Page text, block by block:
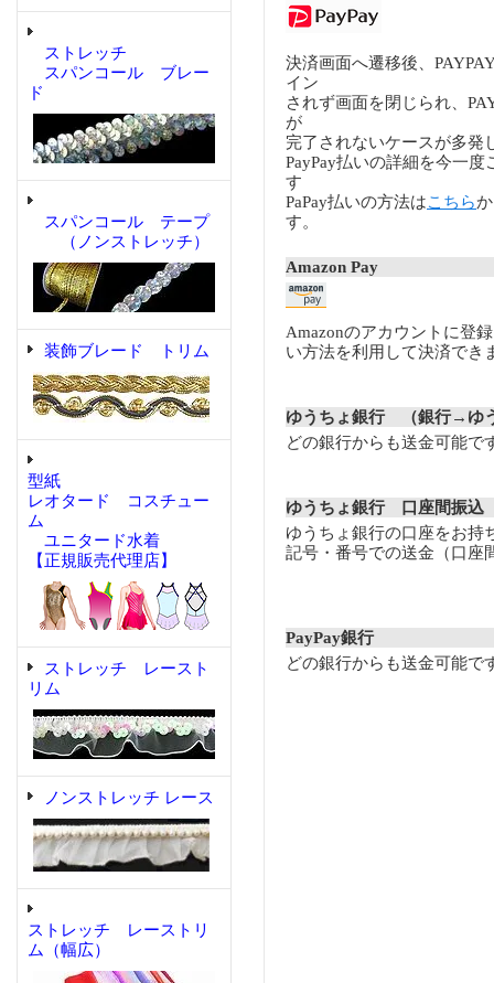
ストレッチ
スパンコール ブレー
ド
スパンコール テープ
（ノンストレッチ）
装飾ブレード トリム
型紙
レオタード コスチュー
ム
ユニタード水着
【正規販売代理店】
ストレッチ レースト
リム
ノンストレッチ レース
ストレッチ レーストリ
ム（幅広）
決済画面へ遷移後、
イン
されず画面を閉じられ、
が
完了されないケースが多発
PayPay払いの詳細を今一度
す
PaPay払いの方法はこちら
す。
Amazon Pay
Amazonのアカウントに登
い方法を利用して決済でき
ゆうちょ銀行 （銀行→ゆ
どの銀行からも送金可能で
ゆうちょ銀行 口座間振込
ゆうちょ銀行の口座をお持
記号・番号での送金（口座
PayPay銀行
どの銀行からも送金可能で